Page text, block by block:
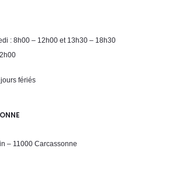
: 8h00 – 12h00 et 13h30 – 18h30
fériés
– 11000 Carcassonne